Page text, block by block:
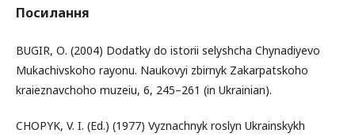
Посилання
BUGIR, О. (2004) Dodatky do istorii selyshcha Chynadiyevo
Mukachivskoho rayonu. Naukovyi zbirnyk Zakarpatskoho
kraieznavchoho muzeiu, 6, 245–261 (in Ukrainian).
CHOPYK, V. I. (Ed.) (1977) Vyznachnyk roslyn Ukrainskykh